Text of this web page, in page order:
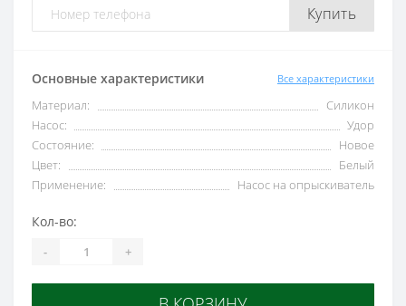
Купить
Основные характеристики Все характеристики
Материал:
Силикон
Насос:
Удор
Состояние:
Новое
Цвет:
Белый
Применение:
Насос на опрыскиватель
Кол-во:
- +